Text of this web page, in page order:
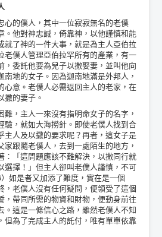
的僕人，其中一位寂寂無名的老僕
。他對神忠誠，倚靠神，以他謹慎和能
就了神的一件大事，就是為主人亞伯拉
老僕人管理亞伯拉罕所有的產業，有一
，委託他要為兒子以撒娶妻，並叫他向
地的女子。因為迦南地滿是外邦人，
心意。老僕人必需返回主人的老家，在
撒的妻子。
，主人一來沒有指明命女子的名字，
驗，就如大海撈針。即使老僕人找到合
主人及以撒的要求呢？再者，這女子是
跟隨老僕人，去到一處陌生的地方，
：「這問題應該不難解決，以撒同行就
選擇！」但主人卻叫老僕人謹慎，不可
如是者又加添了難度，實在是一個
，老僕人沒有任何疑問，便領受了這個
，帶同所需的物資和財物，便動身前往
。這是一條信心之路，雖然老僕人不知
但為了完成主人的託付，唯有單單依靠